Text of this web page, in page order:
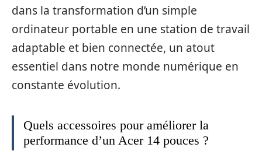
dans la transformation d’un simple
ordinateur portable en une station de travail
adaptable et bien connectée, un atout
essentiel dans notre monde numérique en
constante évolution.
Quels accessoires pour améliorer la
performance d’un Acer 14 pouces ?